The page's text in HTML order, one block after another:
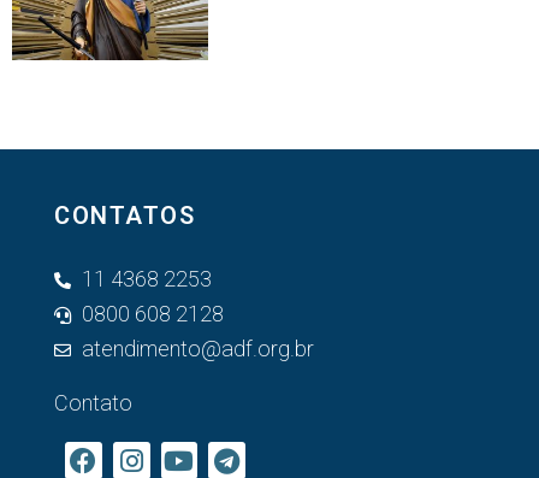
CONTATOS
11 4368 2253
0800 608 2128
atendimento@adf.org.br
Contato